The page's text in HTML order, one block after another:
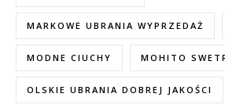
MARKOWE UBRANIA WYPRZEDAŻ
MODNE CIUCHY MOHITO
OLSKIE UBRANIA DOBREJ JAKOŚCI